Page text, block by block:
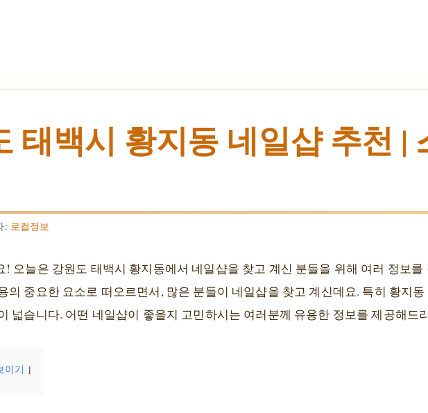
태백시 황지동 네일샵 추천 |
: 로컬정보
! 오늘은 강원도 태백시 황지동에서 네일샵을 찾고 계신 분들을 위해 여러 정보
의 중요한 요소로 떠오르면서, 많은 분들이 네일샵을 찾고 계신데요. 특히 황지
넓습니다. 어떤 네일샵이 좋을지 고민하시는 여러분께 유용한 정보를 제공해드
이기